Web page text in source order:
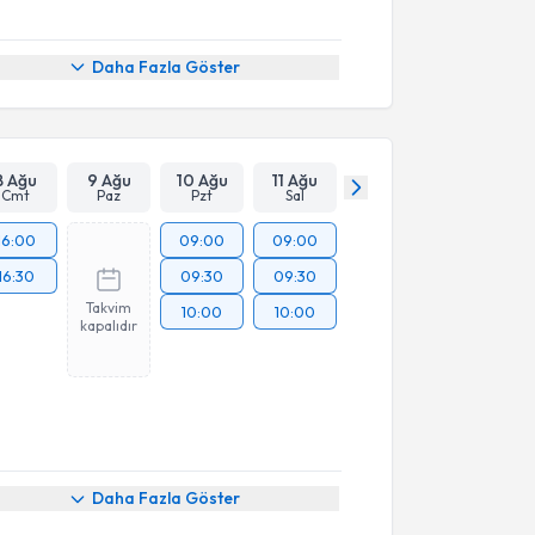
Daha Fazla Göster
Ağu
Cmt
9 Ağu
Paz
10 Ağu
Pzt
11 Ağu
Sal
Takvim
kapalıdır
09:00
09:30
10:00
09:00
09:30
10:00
Daha Fazla Göster